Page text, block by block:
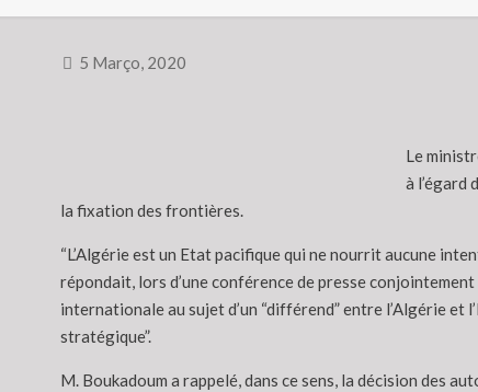
5 Março, 2020
Le
à l’égard
la fixation des frontières.
“L’Algérie est un Etat pacifique qui ne nourrit aucune
répondait, lors d’une conférence de presse
internationale au sujet d’un “différend” entre l’Algérie
stratégique”.
M. Boukadoum a rappelé, dans ce sens, la décision des